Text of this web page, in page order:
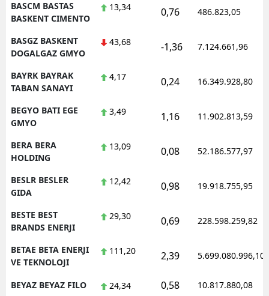
BASCM BASTAS
BASKENT CIMENTO
13,34 0,76 486.823,05
BASGZ BASKENT
DOGALGAZ GMYO
43,68 -1,36 7.124.661,96
BAYRK BAYRAK
TABAN SANAYI
4,17 0,24 16.349.928,80
BEGYO BATI EGE
GMYO
3,49 1,16 11.902.813,59
BERA BERA
HOLDING
13,09 0,08 52.186.577,97
BESLR BESLER
GIDA
12,42 0,98 19.918.755,95
BESTE BEST
BRANDS ENERJI
29,30 0,69 228.598.259,82
BETAE BETA ENERJI
VE TEKNOLOJI
111,20 2,39 5.699.080.996,10
BEYAZ BEYAZ FILO 24,34 0,58 10.817.880,08